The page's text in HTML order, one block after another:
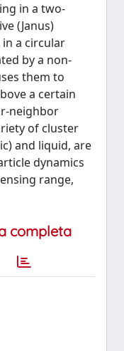
in a two-
(Janus)
a circular
by a non-
them to
a certain
neighbor
of cluster
and liquid, are
dynamics
range,
completa